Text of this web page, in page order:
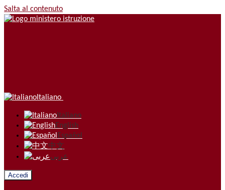
Salta al contenuto
Italiano
Italiano
English
Español
中文
عربى
Accedi